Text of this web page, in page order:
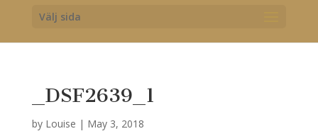
Välj sida
_DSF2639_1
by Louise | May 3, 2018